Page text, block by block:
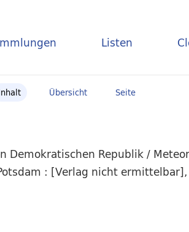
Listen
Übersicht Seite
Republik /
: [Verlag nicht